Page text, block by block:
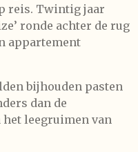
reis. Twintig jaar
ronde achter de rug
appartement
bijhouden pasten
dan de
het leegruimen van